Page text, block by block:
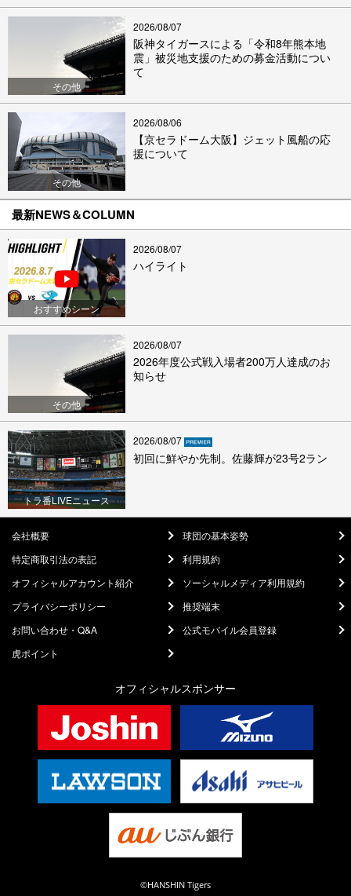
その他
2026/08/07
阪神タイガースによる「令和8年熊本地
震」被災地支援のための募金活動につい
て
その他
2026/08/06
【京セラドーム大阪】ジェット風船の応
援について
最新NEWS＆COLUMN
おすすめシーン
2026/08/07
ハイライト
その他
2026/08/07
2026年度公式戦入場者200万人達成のお
知らせ
トラ番LIVEニュース
2026/08/07
初回に鮮やか先制。佐藤輝が23号2ラン
会社概要
球団の基本姿勢
特定商取引法の表記
利用規約
オフィシャルアカウント紹介
ソーシャルメディア利用規約
プライバシーポリシー
推奨端末
お問い合わせ・Q&A
公式モバイル会員登録
虎ポイント
オフィシャルスポンサー
©HANSHIN Tigers